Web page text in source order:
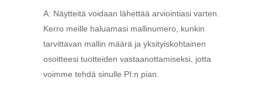
A: Näytteitä voidaan lähettää arviointiasi varten.
Kerro meille haluamasi mallinumero, kunkin
tarvittavan mallin määrä ja yksityiskohtainen
osoitteesi tuotteiden vastaanottamiseksi, jotta
voimme tehdä sinulle PI:n pian.